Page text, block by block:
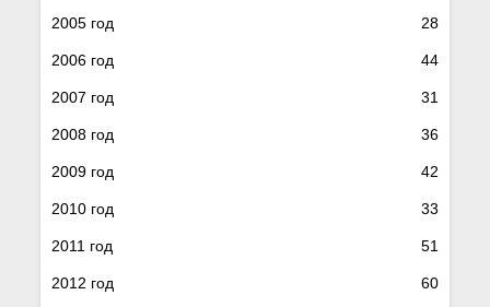
2005 год 28
2006 год 44
2007 год 31
2008 год 36
2009 год 42
2010 год 33
2011 год 51
2012 год 60